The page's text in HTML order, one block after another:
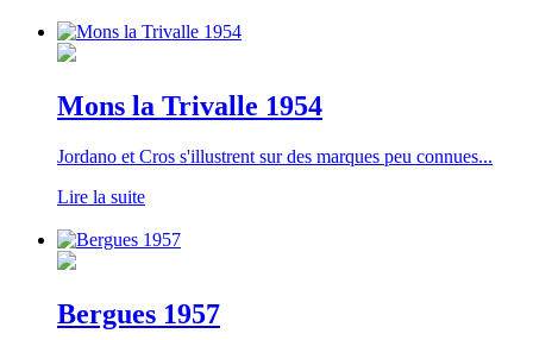
Mons la Trivalle 1954
Jordano et Cros s'illustrent sur des marques peu connues...
Lire la suite
Bergues 1957